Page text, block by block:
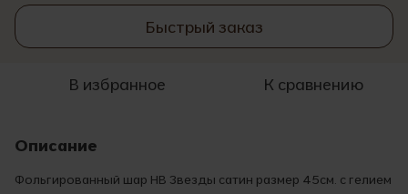
Быстрый заказ
В избранное К сравнению
Описание
Фольгированный шар НВ Звезды сатин размер 45см. с гелием